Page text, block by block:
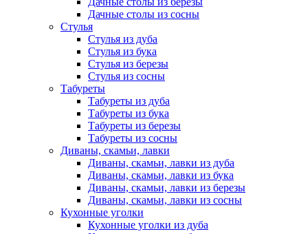
Дачные столы из сосны
Стулья
Стулья из дуба
Стулья из бука
Стулья из березы
Стулья из сосны
Табуреты
Табуреты из дуба
Табуреты из бука
Табуреты из березы
Табуреты из сосны
Диваны, скамьи, лавки
Диваны, скамьи, лавки из дуба
Диваны, скамьи, лавки из бука
Диваны, скамьи, лавки из березы
Диваны, скамьи, лавки из сосны
Кухонные уголки
Кухонные уголки из дуба